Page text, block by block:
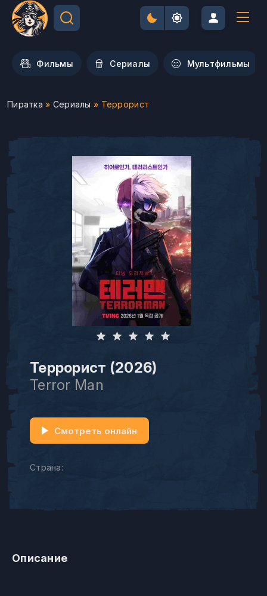
Фильмы Сериалы Мультфильмы
Пиратка » Сериалы » Террорист
Террорист (2026)
Terror Man
Страна:
Смотреть онлайн
Описание